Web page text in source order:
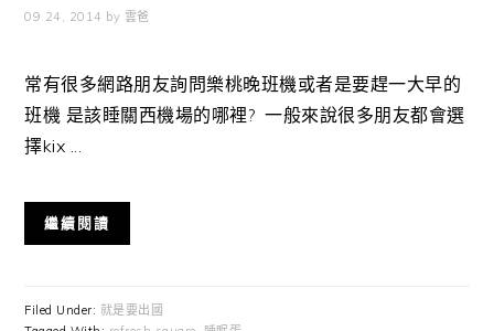
09 24, 2014 by 雲爸
常有很多網路朋友詢問樂桃晚班機或者是要趕一大早的
班機 是該睡關西機場的哪裡? 一般來說很多朋友都會選
擇kix ...
繼續閱讀
Filed Under: 就是要出國